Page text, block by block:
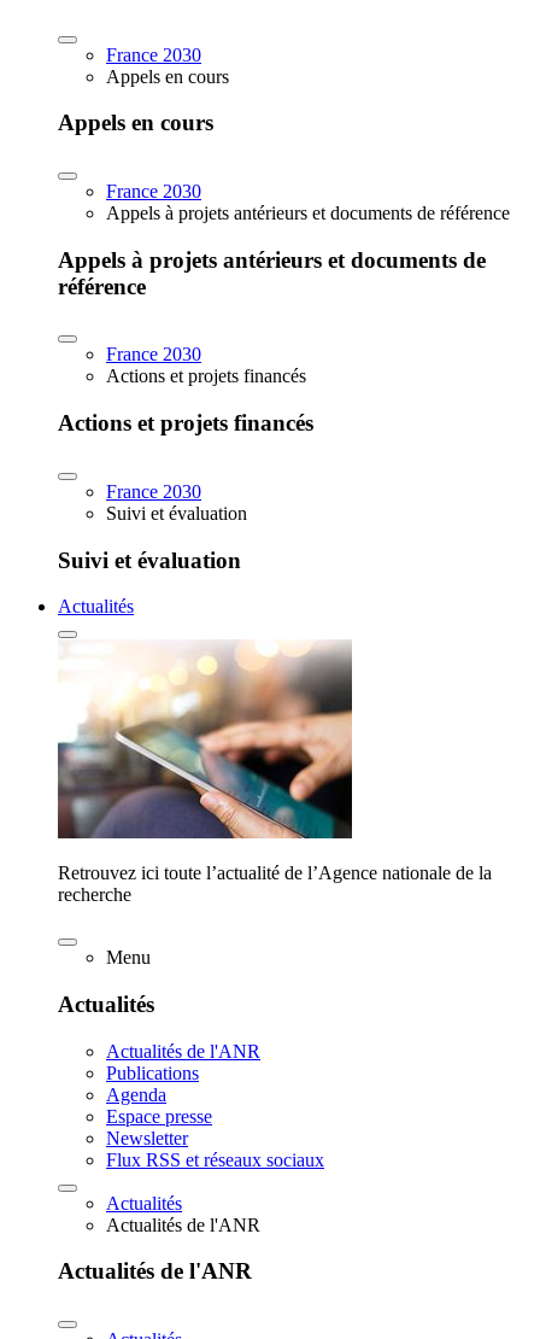
France 2030
Appels en cours
Appels en cours
France 2030
Appels à projets antérieurs et documents de référence
Appels à projets antérieurs et documents de
référence
France 2030
Actions et projets financés
Actions et projets financés
France 2030
Suivi et évaluation
Suivi et évaluation
Actualités
Retrouvez ici toute l’actualité de l’Agence nationale de la
recherche
Menu
Actualités
Actualités de l'ANR
Publications
Agenda
Espace presse
Newsletter
Flux RSS et réseaux sociaux
Actualités
Actualités de l'ANR
Actualités de l'ANR